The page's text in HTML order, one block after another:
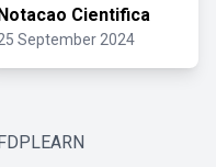
Cientifica
September 2024